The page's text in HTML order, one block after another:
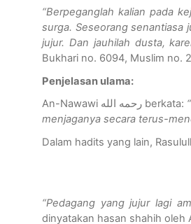
“Berpeganglah kalian pada
surga. Seseorang senantiasa
jujur. Dan jauhilah dusta,
Bukhari no. 6094, Muslim no.
Penjelasan ulama:
An-Nawawi رحمه الله berkata:
menjaganya secara terus-
Dalam hadits yang lain,
“Pedagang yang jujur lagi
dinyatakan hasan shahih oleh